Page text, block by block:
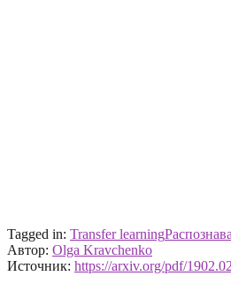
Tagged in: Transfer learning
Автор: Olga Kravchenko
Источник: https://arxiv.org/pdf/